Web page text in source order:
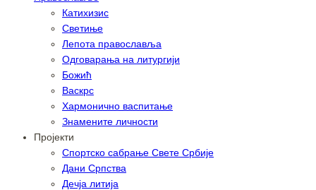
Катихизис
Светиње
Лепота православља
Одговарања на литургији
Божић
Васкрс
Хармонично васпитање
Знамените личности
Пројекти
Спортско сабрање Свете Србије
Дани Српства
Дечја литија